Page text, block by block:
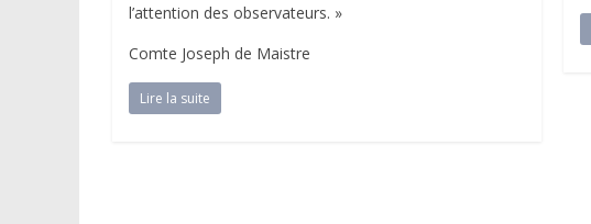
l’attention des observateurs. »
Comte Joseph de Maistre
Lire la suite